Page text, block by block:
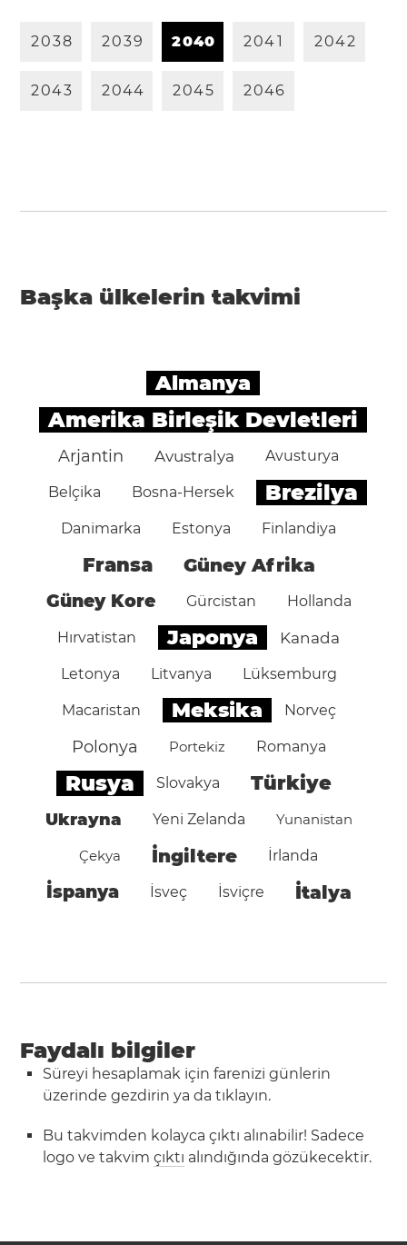
2038 2039 2040 2041 2042
2043 2044 2045 2046
Başka ülkelerin takvimi
Almanya
Amerika Birleşik Devletleri
Arjantin Avustralya Avusturya
Belçika Bosna-Hersek Brezilya
Danimarka Estonya Finlandiya
Fransa Güney Afrika
Güney Kore Gürcistan Hollanda
Hırvatistan Japonya Kanada
Letonya Litvanya Lüksemburg
Macaristan Meksika Norveç
Polonya Portekiz Romanya
Rusya Slovakya Türkiye
Ukrayna Yeni Zelanda Yunanistan
Çekya İngiltere İrlanda
İspanya İsveç İsviçre İtalya
Faydalı bilgiler
Süreyi hesaplamak için farenizi günlerin
üzerinde gezdirin ya da tıklayın.
Bu takvimden kolayca çıktı alınabilir! Sadece
logo ve takvimçıktı alındığında gözükecektir.